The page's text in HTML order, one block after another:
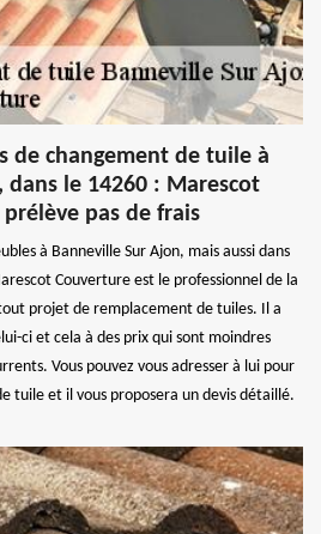
de changement de tuile à
dans le 14260 : Marescot
pas de frais
à Banneville Sur Ajon, mais aussi dans
Couverture est le professionnel de la
projet de remplacement de tuiles. Il a
ci et cela à des prix qui sont moindres
Vous pouvez vous adresser à lui pour
tuile et il vous proposera un devis détaillé.